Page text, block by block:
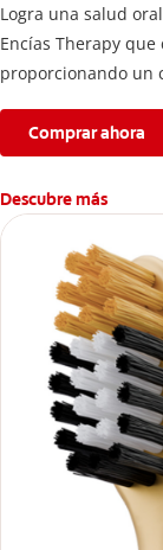
Logra una salud
Encías Therapy
proporcionando un
Comprar ahora
Descubre más